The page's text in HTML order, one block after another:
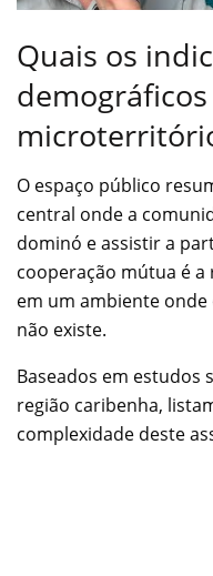
Quais os
O espaço público
central onde a
dominó e assistir a
cooperação mútua é a
em um ambiente
não existe.
Baseados em estudos
região caribenha,
complexidade deste